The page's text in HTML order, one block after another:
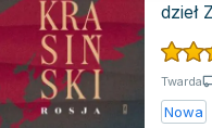
dzieł
ks...
Twarda
Nowa